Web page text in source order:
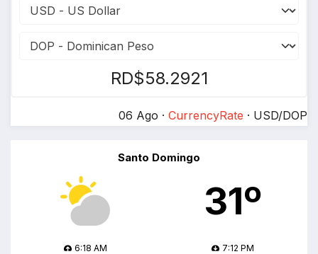
RD$58.2921
06 Ago · CurrencyRate · USD/DOP
Santo Domingo
31º
6:18 AM 7:12 PM